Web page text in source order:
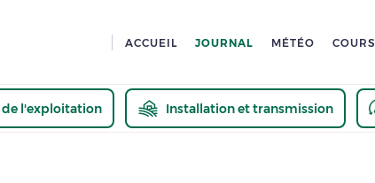
ACCUEIL JOURNAL MÉTÉO COURS
de l'exploitation Installation et transmission